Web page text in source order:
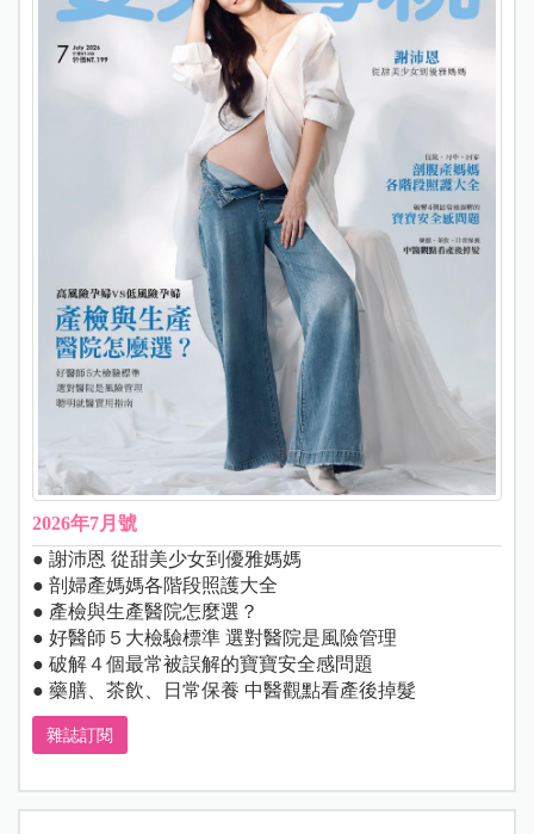
2026年7月號
● 謝沛恩 從甜美少女到優雅媽媽
● 剖婦產媽媽各階段照護大全
● 產檢與生產醫院怎麼選？
● 好醫師５大檢驗標準 選對醫院是風險管理
● 破解４個最常被誤解的寶寶安全感問題
● 藥膳、茶飲、日常保養 中醫觀點看產後掉髮
雜誌訂閱